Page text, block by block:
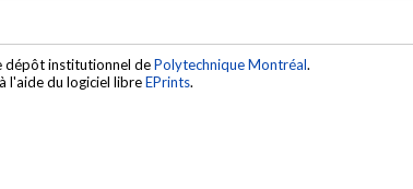
dépôt institutionnel dePolytechnique Montréal.
l'aide du logiciel libreEPrints.